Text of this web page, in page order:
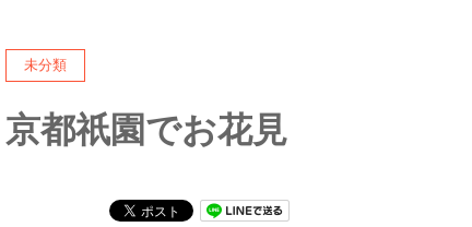
未分類
京都祇園でお花見